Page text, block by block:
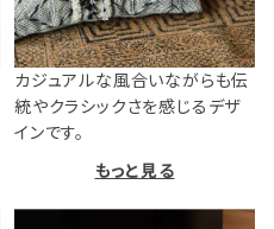
カジュアルな風合いながらも伝
統やクラシックさを感じるデザ
インです。
もっと見る